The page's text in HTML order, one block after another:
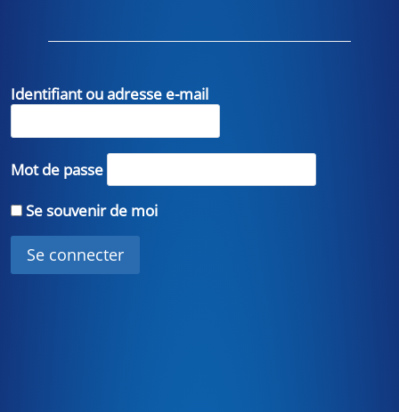
Identifiant ou adresse e-mail
Mot de passe
Se souvenir de moi